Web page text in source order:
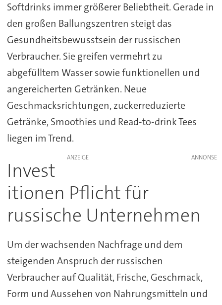
Softdrinks immer größerer Beliebtheit. Gerade in
den großen Ballungszentren steigt das
Gesundheitsbewusstsein der russischen
Verbraucher. Sie greifen vermehrt zu
abgefülltem Wasser sowie funktionellen und
angereicherten Getränken. Neue
Geschmacksrichtungen, zuckerreduzierte
Getränke, Smoothies und Read-to-drink Tees
liegen im Trend.
ANZEIGE
Invest
itionen Pflicht für
russische Unternehmen
Um der wachsenden Nachfrage und dem
steigenden Anspruch der russischen
Verbraucher auf Qualität, Frische, Geschmack,
Form und Aussehen von Nahrungsmitteln und